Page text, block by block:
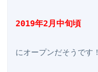
2019年2月中旬頃
にオープンだそうです！